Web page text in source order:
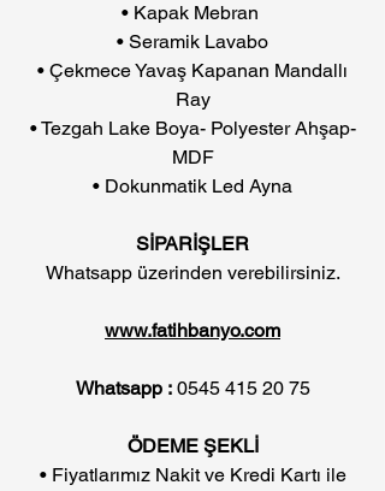
• Kapak Mebran
• Seramik Lavabo
• Çekmece Yavaş Kapanan Mandallı
Ray
• Tezgah Lake Boya- Polyester Ahşap-
MDF
• Dokunmatik Led Ayna
SİPARİŞLER
Whatsapp üzerinden verebilirsiniz.
www.fatihbanyo.com
Whatsapp : 0545 415 20 75
ÖDEME ŞEKLİ
• Fiyatlarımız Nakit ve Kredi Kartı ile